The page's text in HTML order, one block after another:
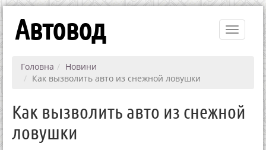
Toggle
Автовод
Головна
Новини
Как вызволить авто из снежной ловушки
Как вызволить авто из снежной
ловушки